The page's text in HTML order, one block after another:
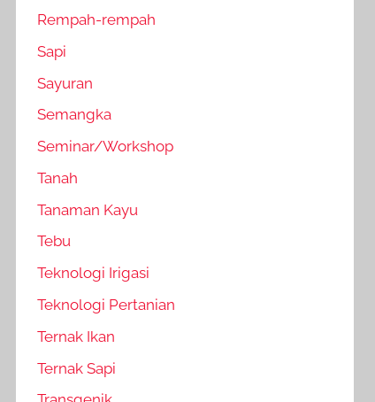
Rempah-rempah
Sapi
Sayuran
Semangka
Seminar/Workshop
Tanah
Tanaman Kayu
Tebu
Teknologi Irigasi
Teknologi Pertanian
Ternak Ikan
Ternak Sapi